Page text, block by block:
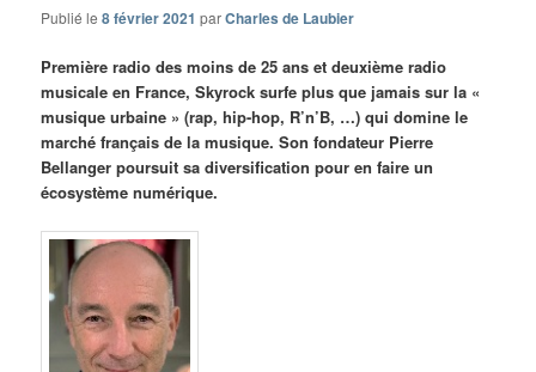
Publié le8 février 2021 parCharles de Laubier
Première radio des moins de 25 ans et deuxième radio
musicale en France, Skyrock surfe plus que jamais sur la «
musique urbaine » (rap, hip-hop, R’n’B, …) qui domine le
marché français de la musique. Son fondateur Pierre
Bellanger poursuit sa diversification pour en faire un
écosystème numérique.